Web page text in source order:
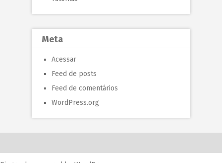
Meta
Acessar
Feed de posts
Feed de comentários
WordPress.org